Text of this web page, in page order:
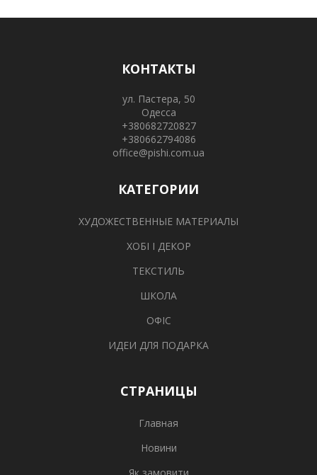
КОНТАКТЫ
ул. Пастера, 50
Одесса
+380682720827
+380662794086
office@pishi.com.ua
КАТЕГОРИИ
ХУДОЖЕСТВЕННЫЕ МАТЕРИАЛЫ
ХОБІ І ДЕКОР
ТЕКСТИЛЬ
ШКОЛА
ОФІС
ИДЕИ ДЛЯ ПОДАРКА
СТРАНИЦЫ
Главная
Новини